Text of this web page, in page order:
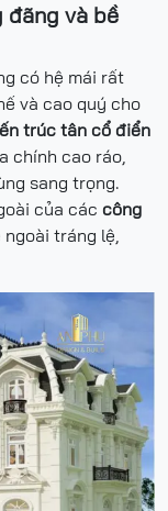
đãng và bề
có hệ mái rất
và cao quý cho
trúc tân cổ điển
chính cao ráo,
sang trọng.
của các công
ngoài tráng lệ,